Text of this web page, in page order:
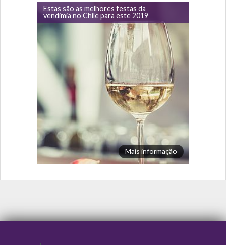
Estas são as melhores festas da
vendimia no Chile para este 2019
Mais informação